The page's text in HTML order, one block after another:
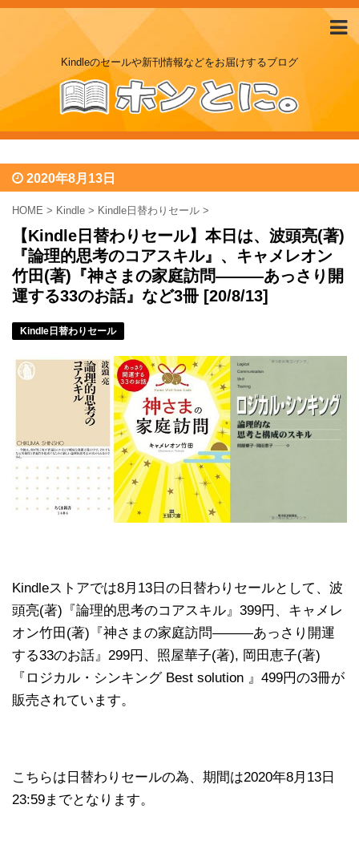
Kindleのセールや新刊情報などをお届けするブログ
2020年8月13日
HOME > Kindle > Kindle日替わりセール >
【Kindle日替わりセール】本日は、波頭亮(著)
『論理的思考のコアスキル』、キャメレオン
竹田(著)『神さまの家庭訪問―――あっさり開
運する33のお話』など3冊 [20/8/13]
Kindle日替わりセール
Kindleストアでは8月13日の日替わりセールとして、波
頭亮(著)『論理的思考のコアスキル』399円、キャメレ
オン竹田(著)『神さまの家庭訪問―――あっさり開運
する33のお話』299円、照屋華子(著), 岡田恵子(著)
『ロジカル・シンキング Best solution 』499円の3冊が
販売されています。
こちらは日替わりセールの為、期間は2020年8月13日
23:59までとなります。